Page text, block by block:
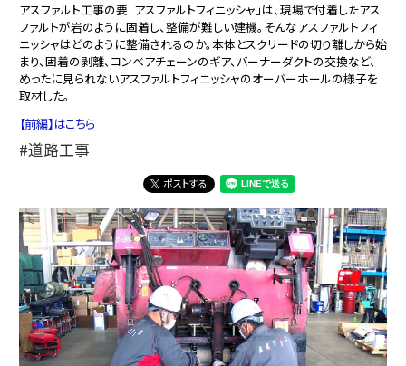
アスファルト工事の要「アスファルトフィニッシャ」は、現場で付着したアス
ファルトが岩のように固着し、整備が難しい建機。そんなアスファルトフィ
ニッシャはどのように整備されるのか。本体とスクリードの切り離しから始
まり、固着の剥離、コンベアチェーンのギア、バーナーダクトの交換など、
めったに見られないアスファルトフィニッシャのオーバーホールの様子を
取材した。
【前編】はこちら
道路工事
ポストする